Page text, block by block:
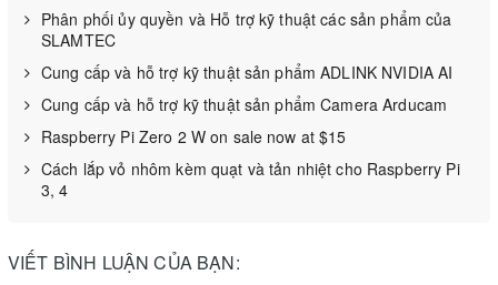
Phân phối ủy quyền và Hỗ trợ kỹ thuật các sản phẩm của
SLAMTEC
Cung cấp và hỗ trợ kỹ thuật sản phẩm ADLINK NVIDIA AI
Cung cấp và hỗ trợ kỹ thuật sản phẩm Camera Arducam
Raspberry Pi Zero 2 W on sale now at $15
Cách lắp vỏ nhôm kèm quạt và tản nhiệt cho Raspberry Pi
3, 4
VIẾT BÌNH LUẬN CỦA BẠN: